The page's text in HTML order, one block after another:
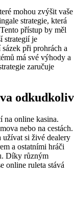
mohou zvýšit vaše
strategie, která
přístup by měl
strategií je
při prohrách a
má své výhody a
zaručuje
odkudkoliv
na online kasina.
nebo na cestách.
si živé dealery
a ostatními hráči
Díky různým
online ruleta stává